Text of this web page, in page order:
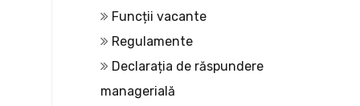
Funcții vacante
Regulamente
Declarația de răspundere
managerială